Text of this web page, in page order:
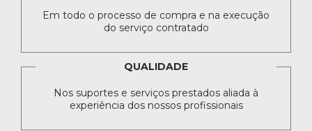
Em todo o processo de compra e na execução
do serviço contratado
QUALIDADE
Nos suportes e serviços prestados aliada à
experiência dos nossos profissionais